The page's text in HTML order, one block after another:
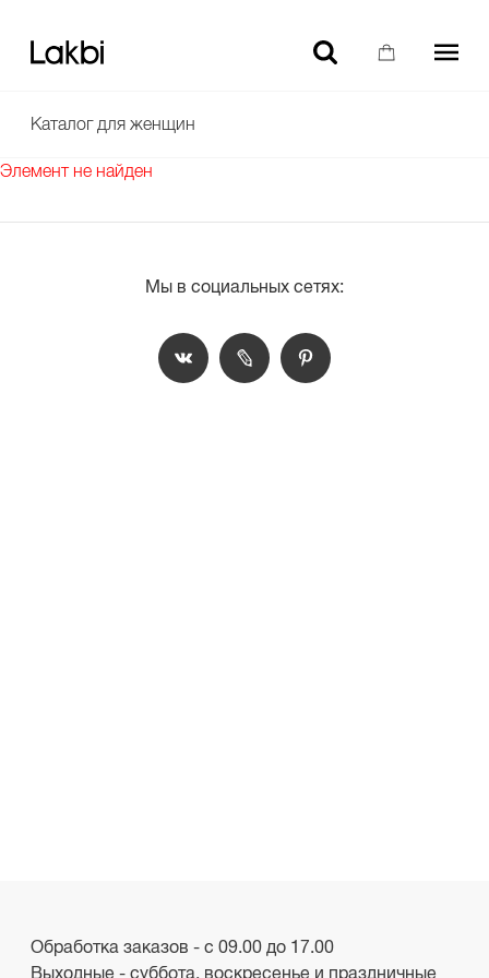
Каталог для женщин
Элемент не найден
Мы в социальных сетях:
Обработка заказов - с 09.00 до 17.00
Выходные - суббота, воскресенье и праздничные